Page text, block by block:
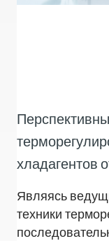
хладагентов
Являясь
техники